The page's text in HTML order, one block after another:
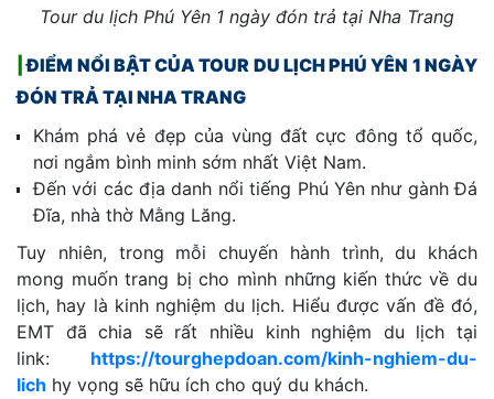
Tour du lịch Phú Yên 1 ngày đón trả tại Nha Trang
ĐIỂM NỔI BẬT CỦA TOUR DU LỊCH PHÚ YÊN 1 NGÀY
ĐÓN TRẢ TẠI NHA TRANG
Khám phá vẻ đẹp của vùng đất cực đông tổ quốc,
nơi ngắm bình minh sớm nhất Việt Nam.
Đến với các địa danh nổi tiếng Phú Yên như gành Đá
Đĩa, nhà thờ Mằng Lăng.
Tuy nhiên, trong mỗi chuyến hành trình, du khách
mong muốn trang bị cho mình những kiến thức về du
lịch, hay là kinh nghiệm du lịch. Hiểu được vấn đề đó,
EMT đã chia sẽ rất nhiều kinh nghiệm du lịch tại
link: https://tourghepdoan.com/kinh-nghiem-du-
lich hy vọng sẽ hữu ích cho quý du khách.